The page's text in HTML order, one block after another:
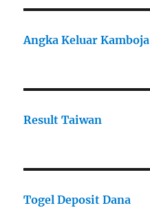
Angka Keluar Kamboja
Result Taiwan
Togel Deposit Dana